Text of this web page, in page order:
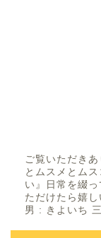
ご覧いただき
とムスメとム
い』日常を綴
ただけたら嬉
男 : きよいち